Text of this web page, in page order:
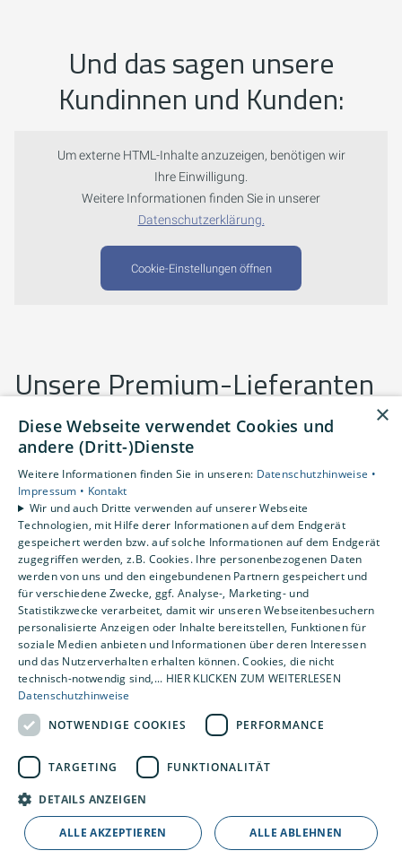
Und das sagen unsere
Kundinnen und Kunden:
Um externe HTML-Inhalte anzuzeigen, benötigen wir
Ihre Einwilligung.
Weitere Informationen finden Sie in unserer
Datenschutzerklärung.
Cookie-Einstellungen öffnen
Unsere Premium-Lieferanten
Wir arbeiten mit ausgewählten Markenherstellern
zusammen, die für Qualität und Effizienz in der
Sanitärbranche stehen. Das sind neben GROHE und
Villeroy & Boch zudem auch hansgrohe, Sanipa, Geberit,
BWT, Axor, burgbad, BETTE, Schedel und viele mehr, die
den Anspruch haben, in Zusammenarbeit mit unseren
Fachbetrieben für Sie das Beste zu geben.
Guse Heizung-Lüftung-Sanitär GmbH
Raiffeisenstraße 4
14641 Nauen
×
Diese Webseite verwendet Cookies und
andere (Dritt-)Dienste
Weitere Informationen finden Sie in unseren: Datenschutzhinweise •
Impressum • Kontakt
Wir und auch Dritte verwenden auf unserer Webseite
Technologien, mit Hilfe derer Informationen auf dem Endgerät
gespeichert werden bzw. auf solche Informationen auf dem Endgerät
zugegriffen werden, z.B. Cookies. Ihre personenbezogenen Daten
werden von uns und den eingebundenen Partnern gespeichert und
für verschiedene Zwecke, ggf. Analyse-, Marketing- und
Statistikzwecke verarbeitet, damit wir unseren Webseitenbesuchern
personalisierte Anzeigen oder Inhalte bereitstellen, Funktionen für
soziale Medien anbieten und Informationen über deren Interessen
und das Nutzerverhalten erhalten können. Cookies, die nicht
technisch-notwendig sind,... HIER KLICKEN ZUM WEITERLESEN
Datenschutzhinweise
NOTWENDIGE COOKIES
PERFORMANCE
TARGETING FUNKTIONALITÄT
DETAILS ANZEIGEN
ALLE AKZEPTIEREN ALLE ABLEHNEN